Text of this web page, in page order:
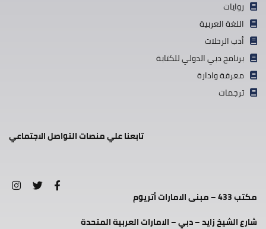
روايات
اللغة العربية
أدب الرحلات
برنامج دبي الدولي للكتابة
معرفة وادارة
ترجمات
تابعنا علي منصات التواصل الاجتماعي
مكتب 433 – مبنى الامارات أتريوم
شارع الشيخ زايد – دبي – الامارات العربية المتحدة